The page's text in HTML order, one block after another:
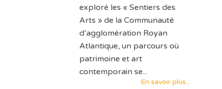
exploré les « Sentiers des
Arts » de la Communauté
d’agglomération Royan
Atlantique, un parcours où
patrimoine et art
contemporain se...
En savoir plus...